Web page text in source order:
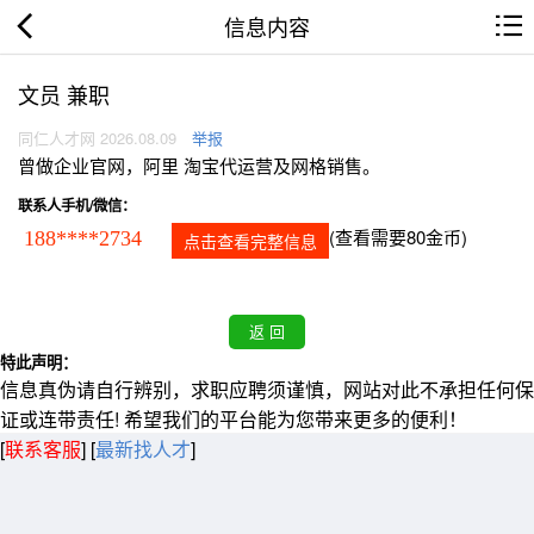
信息内容
文员 兼职
同仁人才网 2026.08.09 举报
曾做企业官网，阿里 淘宝代运营及网格销售。
联系人手机/微信：
188****2734 点击查看完整信息 (查看需要80金币)
特此声明：
信息真伪请自行辨别，求职应聘须谨慎，网站对此不承担任何保
证或连带责任! 希望我们的平台能为您带来更多的便利！
[联系客服] [最新找人才]